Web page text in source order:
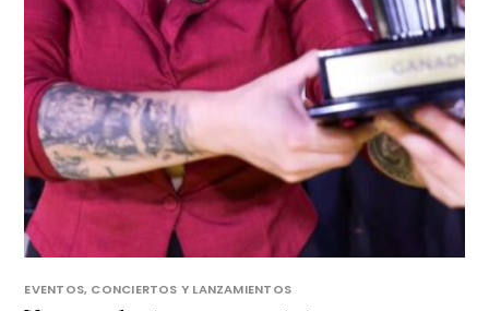
EVENTOS, CONCIERTOS Y LANZAMIENTOS